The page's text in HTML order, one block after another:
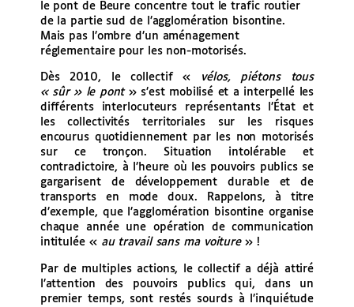
le pont de Beure concentre tout le trafic routier
de la partie sud de l’agglomération bisontine.
Mais pas l’ombre d’un aménagement
réglementaire pour les non-motorisés.
Dès 2010, le collectif «
vélos, piétons tous
« sûr » le pont » s’est mobilisé et a interpellé les
différents interlocuteurs représentants l’État et
les collectivités territoriales sur les risques
encourus quotidiennement par les non motorisés
sur ce tronçon. Situation intolérable et
contradictoire, à l’heure où les pouvoirs publics se
gargarisent de développement durable et de
transports en mode doux. Rappelons, à titre
d’exemple, que l’agglomération bisontine organise
chaque année une opération de communication
intitulée « au travail sans ma voiture» !
Par de multiples actions, le collectif a déjà attiré
l’attention des pouvoirs publics qui, dans un
premier temps, sont restés sourds à l’inquiétude